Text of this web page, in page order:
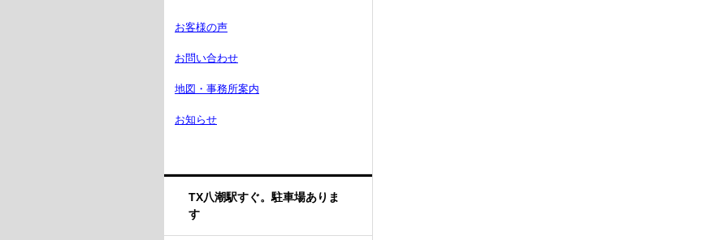
お客様の声
お問い合わせ
地図・事務所案内
お知らせ
TX八潮駅すぐ。駐車場ありま
す